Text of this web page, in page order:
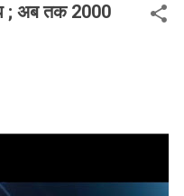
; अब तक 2000